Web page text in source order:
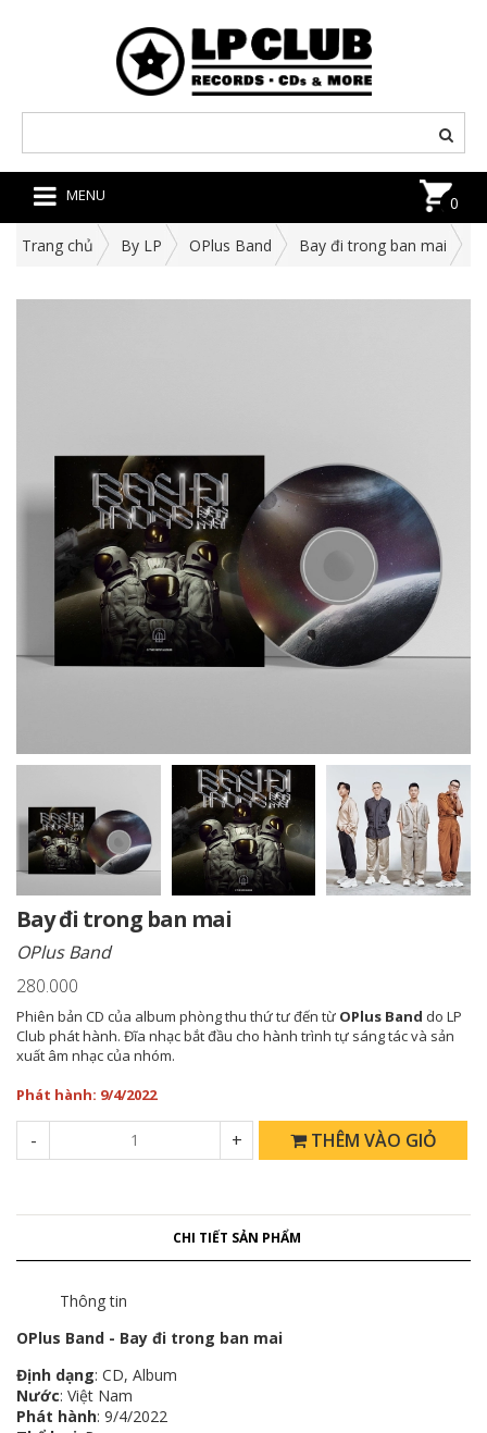
MENU 0
Trang chủ By LP OPlus Band Bay đi trong ban mai
Bay đi trong ban mai
OPlus Band
280.000
Phiên bản CD của album phòng thu thứ tư đến từ OPlus Band do LP
Club phát hành. Đĩa nhạc bắt đầu cho hành trình tự sáng tác và sản
xuất âm nhạc của nhóm.
Phát hành: 9/4/2022
+
- THÊM VÀO GIỎ
CHI TIẾT SẢN PHẨM
Thông tin
OPlus Band - Bay đi trong ban mai
Định dạng: CD, Album
Nước: Việt Nam
Phát hành: 9/4/2022